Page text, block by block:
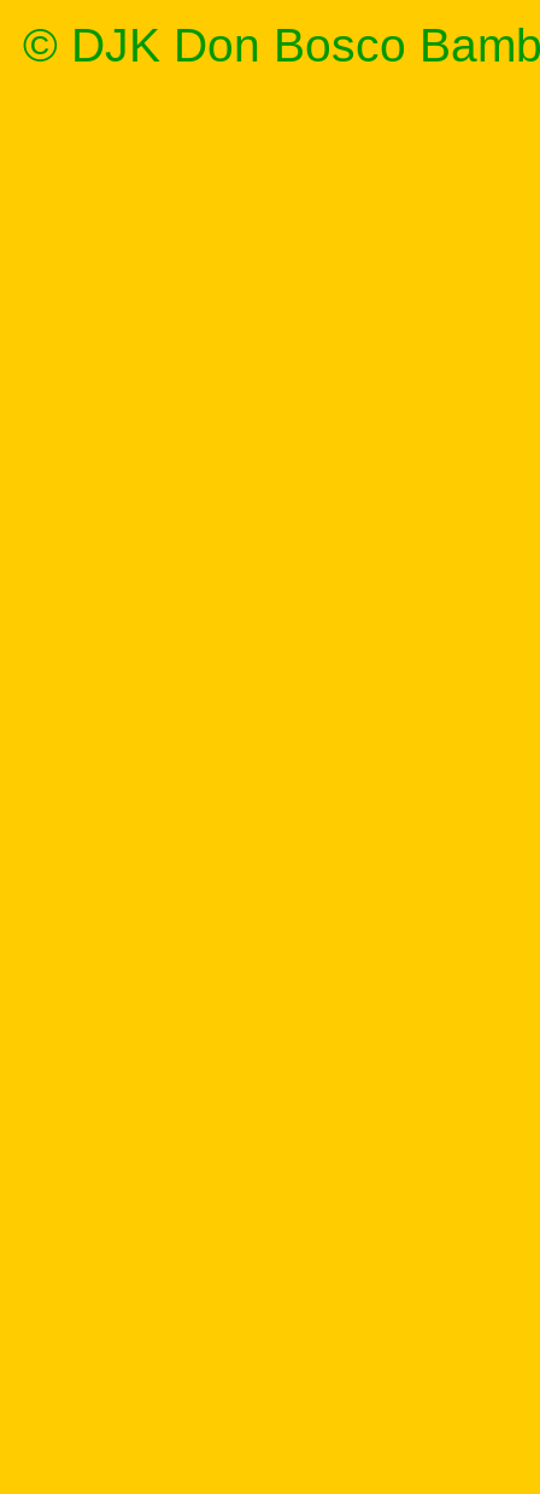
© DJK Don Bosco